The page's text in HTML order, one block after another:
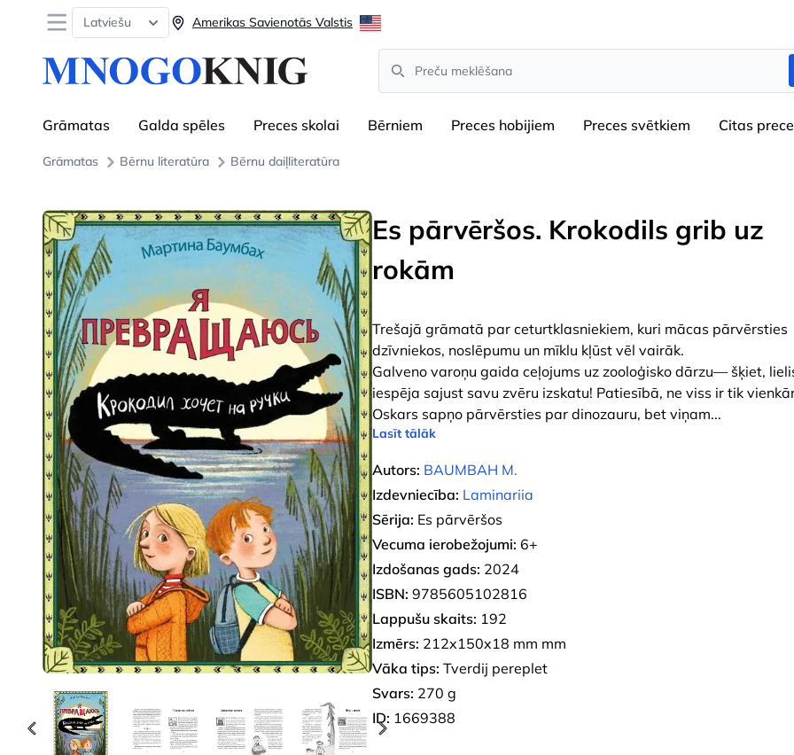
Open menu
Latviešu Amerikas Savienotās Valstis
Search
Grāmatas Galda spēles Preces skolai Bērniem Preces hobijiem Preces svētkiem Сitas
Grāmatas Bērnu literatūra Bērnu daiļliteratūra
Es pārvēršos. Krokodils grib uz
rokām
Trešajā grāmatā par ceturtklasniekiem, kuri mācas pārvērsties
dzīvniekos, noslēpumu un mīklu kļūst vēl vairāk.
Galveno varoņu gaida ceļojums uz zooloģisko dārzu— šķiet,
iespēja sajust savu zvēru izskatu! Patiesībā, ne viss ir tik
Oskars sapņo pārvērsties par dinozauru, bet viņam...
Lasīt tālāk
Autors: BAUMBAH M.
Izdevniecība: Laminariia
Sērija: Es pārvēršos
Vecuma ierobežojumi: 6+
Izdošanas gads: 2024
ISBN: 9785605102816
Lappušu skaits: 192
Izmērs: 212x150x18 mm mm
Vāka tips: Tverdij pereplet
Svars: 270 g
ID: 1669388